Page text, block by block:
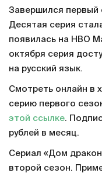
Завершился первый
Десятая серия
появилась на HBO
октября серия
на русский язык.
Смотреть онлайн в
серию первого
этой ссылке.
рублей в месяц.
Сериал «Дом
второй сезон.